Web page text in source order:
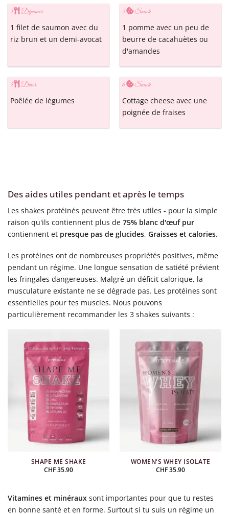
3 Déjeuner
1 filet de saumon avec du
riz brun et un demi-avocat
4 Snack
1 pomme avec un peu de
beurre de cacahuètes ou
d'amandes
5 Dîner
Poêlée de légumes
6 Snack
Cottage cheese avec une
poignée de fraises
Des aides utiles pendant et après le temps
Les shakes protéinés peuvent être très utiles - pour la simple
raison qu'ils contiennent plus de 75% blanc d'œuf pur
contiennent et presque pas de glucides, Graisses et calories.
Les protéines ont de nombreuses propriétés positives, même
pendant un régime. Une longue sensation de satiété prévient
les fringales dangereuses. Malgré un déficit calorique, la
musculature existante ne se dégrade pas. Les protéines sont
essentielles pour tes muscles. Nous pouvons
particulièrement recommander les 3 shakes suivants :
SHAPE ME SHAKE
CHF35.90
WOMEN'S WHEY ISOLATE
CHF35.90
Vitamines et minéraux sont importantes pour que tu restes
en bonne santé et en forme. Surtout si tu suis un régime un